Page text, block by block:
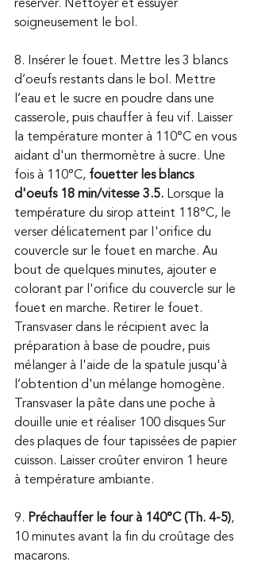
réserver. Nettoyer et essuyer
soigneusement le bol.
8. Insérer le fouet. Mettre les 3 blancs
d’oeufs restants dans le bol. Mettre
l’eau et le sucre en poudre dans une
casserole, puis chauffer à feu vif. Laisser
la température monter à 110°C en vous
aidant d'un thermomètre à sucre. Une
fois à 110°C, fouetter les blancs
d'oeufs 18 min/vitesse 3.5. Lorsque la
température du sirop atteint 118°C, le
verser délicatement par I'orifice du
couvercle sur le fouet en marche. Au
bout de quelques minutes, ajouter e
colorant par l'orifice du couvercle sur le
fouet en marche. Retirer le fouet.
Transvaser dans le récipient avec la
préparation à base de poudre, puis
mélanger à l'aide de la spatule jusqu'à
l’obtention d'un mélange homogène.
Transvaser la pâte dans une poche à
douille unie et réaliser 100 disques Sur
des plaques de four tapissées de papier
cuisson. Laisser croûter environ 1 heure
à température ambiante.
9. Préchauffer le four à 140°C (Th. 4-5),
10 minutes avant la fin du croûtage des
macarons.